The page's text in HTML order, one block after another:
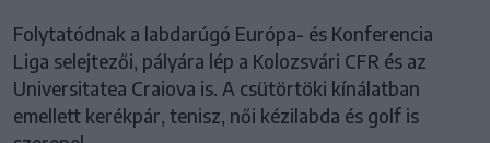
Folytatódnak a labdarúgó Európa- és Konferencia
Liga selejtezői, pályára lép a Kolozsvári CFR és az
Universitatea Craiova is. A csütörtöki kínálatban
emellett kerékpár, tenisz, női kézilabda és golf is